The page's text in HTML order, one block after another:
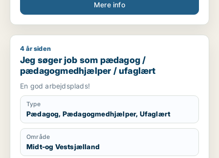
Mere info
Jeg søger job som pædagog / pædagogmedhjælper /
4 år siden
Jeg søger job som pædagog /
pædagogmedhjælper / ufaglært
En god arbejdsplads!
Type
Pædagog, Pædagogmedhjælper, Ufaglært
Område
Midt-og Vestsjælland